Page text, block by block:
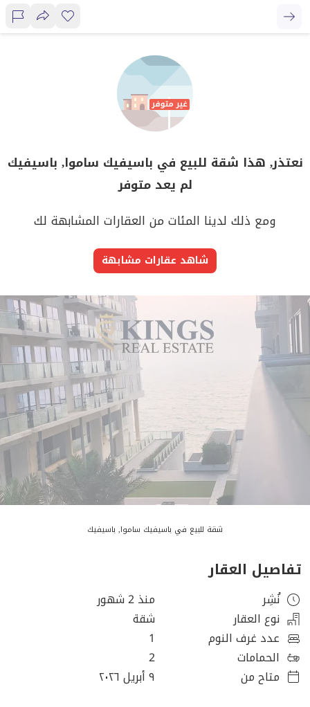
نعتذر, هذا شقة للبيع في باسيفيك ساموا, باسيفيك
لم يعد متوفر
ومع ذلك لدينا المئات من العقارات المشابهة لك
شاهد عقارات مشابهة
شقة للبيع في باسيفيك ساموا, باسيفيك
تفاصيل العقار
نُشِر
منذ 2 شهور
نوع العقار
شقة
عدد غرف النوم
1
الحمامات
2
متاح من
٩ أبريل ٢٠٢٦